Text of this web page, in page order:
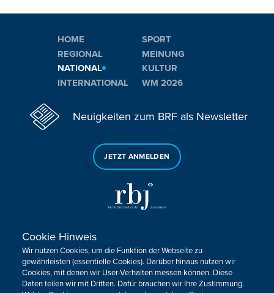
HOME
REGIONAL
NATIONAL
INTERNATIONAL
SPORT
MEINUNG
KULTUR
WM 2026
Neuigkeiten zum BRF als Newsletter
JETZT ANMELDEN
Sie haben noch Fragen oder Anmerkungen?
KONTAKTIEREN SIE UNS!
Cookie Hinweis
Wir nutzen Cookies, um die Funktion der Webseite zu
gewährleisten (essentielle Cookies). Darüber hinaus nutzen wir
Cookies, mit denen wir User-Verhalten messen können. Diese
Daten teilen wir mit Dritten. Dafür brauchen wir Ihre Zustimmung.